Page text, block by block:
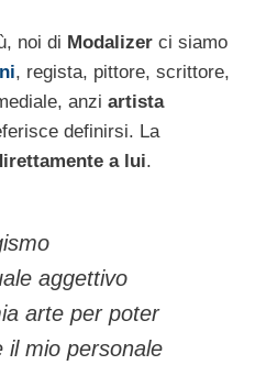
noi di Modalizer ci siamo
, regista, pittore, scrittore,
anzi artista
definirsi. La
a lui.
aggettivo
arte per poter
il mio personale